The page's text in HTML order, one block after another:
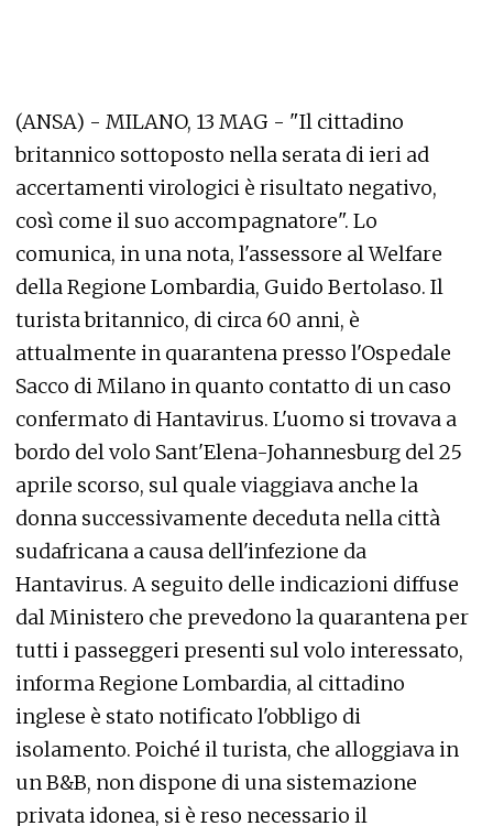
(ANSA) - MILANO, 13 MAG - "Il cittadino
britannico sottoposto nella serata di ieri ad
accertamenti virologici è risultato negativo,
così come il suo accompagnatore". Lo
comunica, in una nota, l'assessore al Welfare
della Regione Lombardia, Guido Bertolaso. Il
turista britannico, di circa 60 anni, è
attualmente in quarantena presso l'Ospedale
Sacco di Milano in quanto contatto di un caso
confermato di Hantavirus. L'uomo si trovava a
bordo del volo Sant'Elena-Johannesburg del 25
aprile scorso, sul quale viaggiava anche la
donna successivamente deceduta nella città
sudafricana a causa dell'infezione da
Hantavirus. A seguito delle indicazioni diffuse
dal Ministero che prevedono la quarantena per
tutti i passeggeri presenti sul volo interessato,
informa Regione Lombardia, al cittadino
inglese è stato notificato l'obbligo di
isolamento. Poiché il turista, che alloggiava in
un B&B, non dispone di una sistemazione
privata idonea, si è reso necessario il